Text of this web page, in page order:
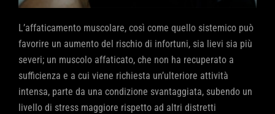
L’affaticamento muscolare, così come quello sistemico può
favorire un aumento del rischio di infortuni, sia lievi sia più
severi; un muscolo affaticato, che non ha recuperato a
sufficienza e a cui viene richiesta un’ulteriore attività
intensa, parte da una condizione svantaggiata, subendo un
livello di stress maggiore rispetto ad altri distretti